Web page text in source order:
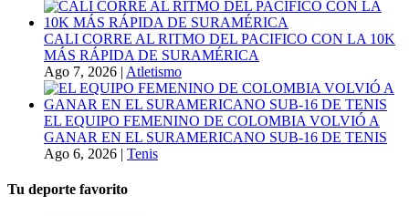
CALI CORRE AL RITMO DEL PACIFICO CON LA 10K
MÁS RÁPIDA DE SURAMÉRICA
Ago 7, 2026 | Atletismo
EL EQUIPO FEMENINO DE COLOMBIA VOLVIÓ A
GANAR EN EL SURAMERICANO SUB-16 DE TENIS
Ago 6, 2026 | Tenis
Tu deporte favorito